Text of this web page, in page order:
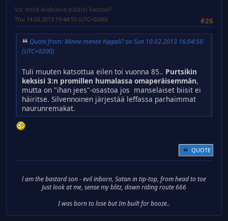
Vs: mitä elokuvia pitäisi katsoa?
#26
Thu 14.02.2013 19:44:55 (UTC+0200)
Quote from: Minne menee hippeli? on Sun 10.02.2013 16:04:50
(UTC+0200)
Tuli muuten katsottua eilen toi vuonna 85.. Purtsikin
keksisi 3:n promillen humalassa omaperäisemmän,
mutta on "ihan jees"-osastoa jos manselaiset biisit ei
häiritse. Silvennoinen järjestää leffassa parhaimmat
naurunremakat.
QUOTE
l am the bastard son - evil inborn, Satan in tip-top, from head to toe
Just look at me, sense my blitz, down riding route 666
I was born to lose but Im built for booze..